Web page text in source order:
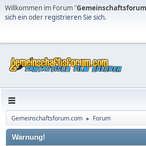
Willkommen im Forum "
sich einoder registrieren Sie sich.
Gemeinschaftsforum.com ► Forum
Warnung!